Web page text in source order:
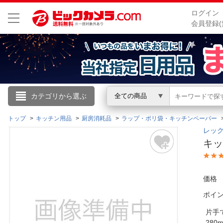
ログイン
会員登録(
カテゴリから選ぶ 全ての商品
こんにちは
ログイン
閲覧履歴
トップ キッチン用品 厨房消耗品 ラップ・ポリ袋・キッチンペーパー
レッ
キ
価格
ポイ
片手